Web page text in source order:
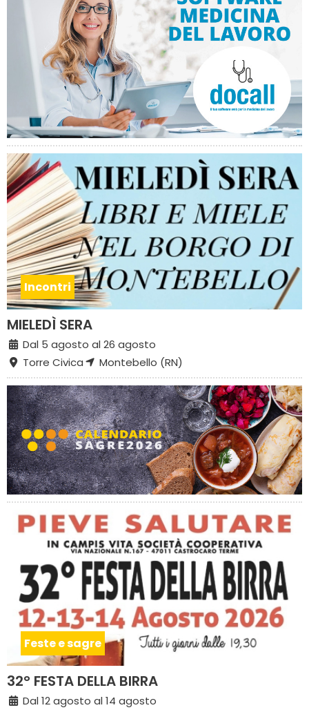
Incontri
MIELEDÌ SERA
Dal 5 agosto al 26 agosto
Torre Civica
Montebello (RN)
Feste e sagre
32° FESTA DELLA BIRRA
Dal 12 agosto al 14 agosto